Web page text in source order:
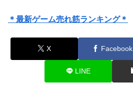
＊最新ゲーム売れ筋ランキング＊
X Facebook
LINE